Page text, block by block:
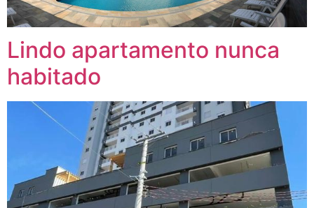
Lindo apartamento nunca
habitado